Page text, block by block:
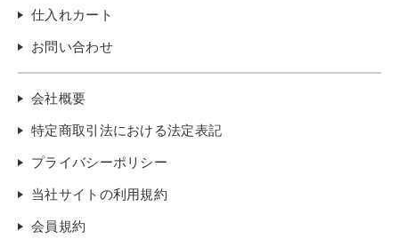
仕入れカート
お問い合わせ
会社概要
特定商取引法における法定表記
プライバシーポリシー
当社サイトの利用規約
会員規約